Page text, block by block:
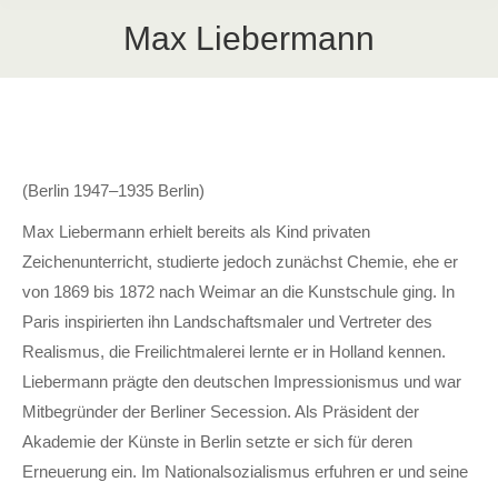
Max Liebermann
(Berlin 1947–1935 Berlin)
Max Liebermann erhielt bereits als Kind privaten
Zeichenunterricht, studierte jedoch zunächst Chemie, ehe er
von 1869 bis 1872 nach Weimar an die Kunstschule ging. In
Paris inspirierten ihn Landschaftsmaler und Vertreter des
Realismus, die Freilichtmalerei lernte er in Holland kennen.
Liebermann prägte den deutschen Impressionismus und war
Mitbegründer der Berliner Secession. Als Präsident der
Akademie der Künste in Berlin setzte er sich für deren
Erneuerung ein. Im Nationalsozialismus erfuhren er und seine